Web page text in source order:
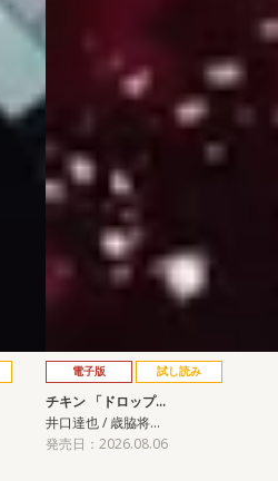
電子版 試し読み
チキン 「ドロップ…
井口達也 / 歳脇将…
発売日：2026.08.06